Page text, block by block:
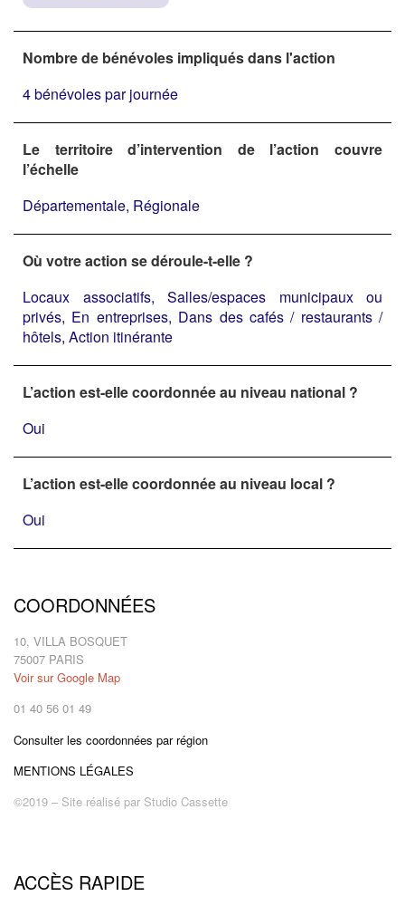
Nombre de bénévoles impliqués dans l'action
4 bénévoles par journée
Le territoire d’intervention de l’action couvre
l’échelle
Départementale, Régionale
Où votre action se déroule-t-elle ?
Locaux associatifs, Salles/espaces municipaux ou
privés, En entreprises, Dans des cafés / restaurants /
hôtels, Action itinérante
L’action est-elle coordonnée au niveau national ?
Oui
L’action est-elle coordonnée au niveau local ?
Oui
COORDONNÉES
10, VILLA BOSQUET
75007 PARIS
Voir sur Google Map
01 40 56 01 49
Consulter les coordonnées par région
MENTIONS LÉGALES
©2019 – Site réalisé par Studio Cassette
ACCÈS RAPIDE